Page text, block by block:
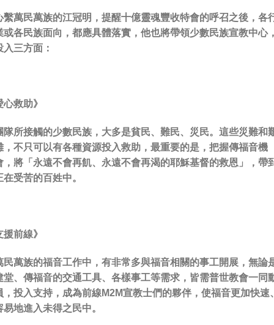
繫萬民萬族的江冠明，提醒十億靈魂豐收特會的呼召之後，各
或各民族面向，都應具體落實，他也將帶領少數民族宣教中心
入三方面：
心救助》
隊所接觸的少數民族，大多是貧民、難民、災民。這些災難和
，不只可以有各種資源投入救助，最重要的是，把握傳福音機
，將「永遠不會再飢、永遠不會再渴的耶穌基督的救恩」，帶
在受苦的百姓中。
援前線》
民萬族的福音工作中，有非常多與福音相關的事工開展，無論
堂、傳福音的交通工具、各樣事工等需求，皆需普世教會一同
，投入支持，成為前線M2M宣教士們的夥伴，使福音更加快速
易地進入未得之民中。